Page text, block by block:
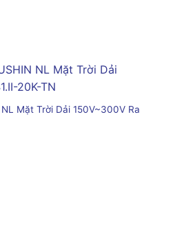
Mặt Trời Dải 150V~300V Ra